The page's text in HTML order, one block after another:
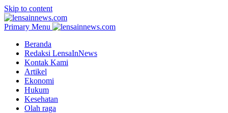
Skip to content
Primary Menu
Beranda
Redaksi LensaInNews
Kontak Kami
Artikel
Ekonomi
Hukum
Kesehatan
Olah raga